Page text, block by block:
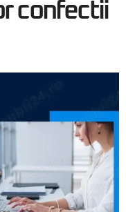
confectii